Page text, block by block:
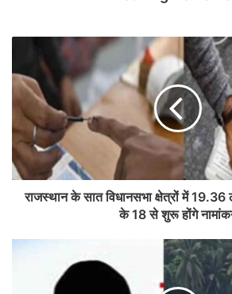
राजस्थान के सात विधानसभा क्षेत्रों में 19.36
के 18 से शुरू होंगे